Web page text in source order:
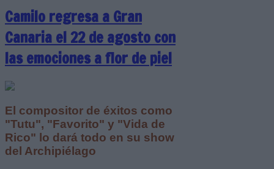
Camilo regresa a Gran
Canaria el 22 de agosto con
las emociones a flor de piel
El compositor de éxitos como
"Tutu", "Favorito" y "Vida de
Rico" lo dará todo en su show
del Archipiélago